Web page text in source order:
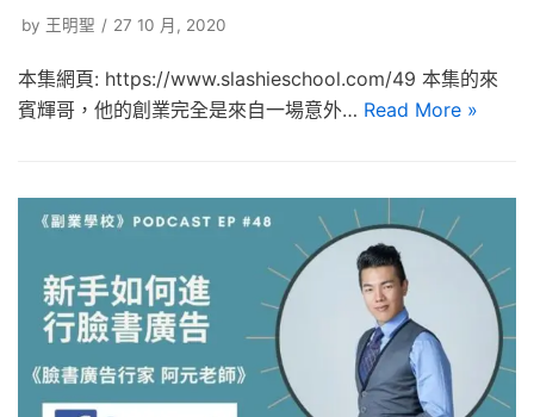
by 王明聖 27 10 月, 2020
本集網頁: https://www.slashieschool.com/49 本集的來
賓輝哥，他的創業完全是來自一場意外… Read More »